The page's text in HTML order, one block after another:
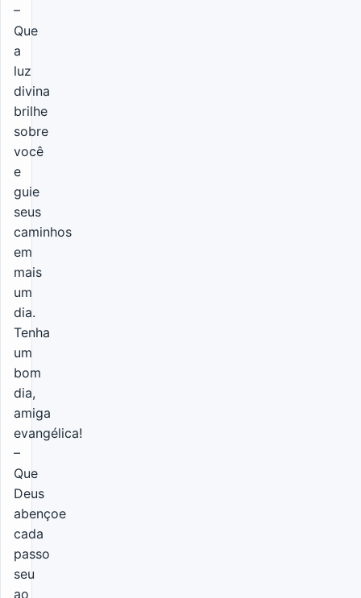
–
Que
a
luz
divina
brilhe
sobre
você
e
guie
seus
caminhos
em
mais
um
dia.
Tenha
um
bom
dia,
amiga
evangélica!
–
Que
Deus
abençoe
cada
passo
seu
ao